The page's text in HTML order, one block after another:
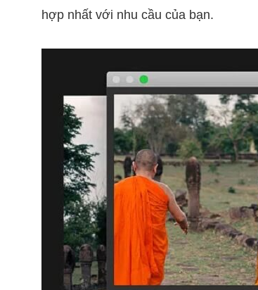
hợp nhất với nhu cầu của bạn.